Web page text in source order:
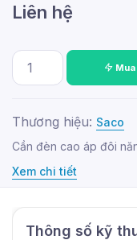
Liên hệ
Thương hiệu: Saco
Cần đèn cao áp đôi
Xem chi tiết
Thông số kỹ